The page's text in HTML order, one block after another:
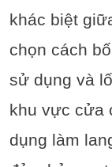
khác biệt
chọn cách
sử dụng và
khu vực cửa
dụng làm